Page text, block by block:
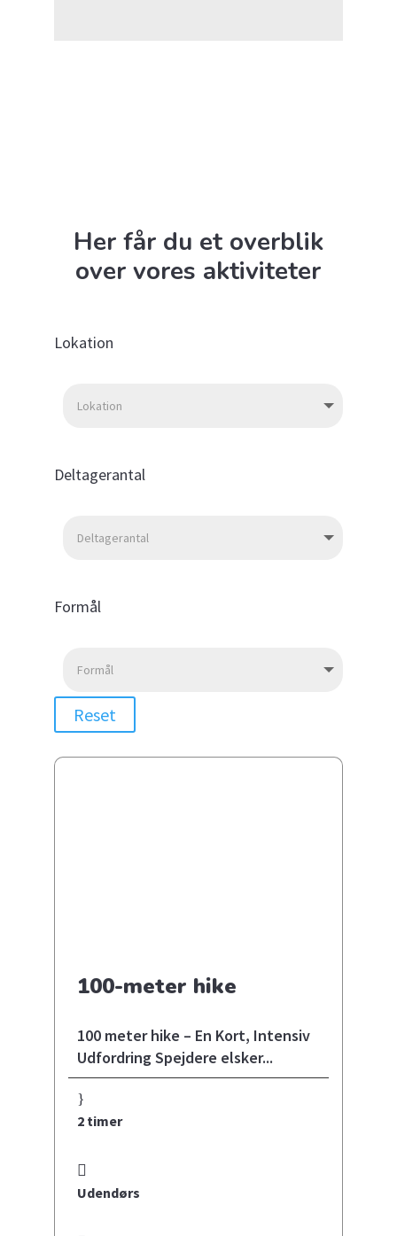
Her får du et overblik
over vores aktiviteter
Lokation
Deltagerantal
Formål
Reset
100-meter hike
100 meter hike – En Kort, Intensiv
Udfordring Spejdere elsker...
2 timer
Udendørs